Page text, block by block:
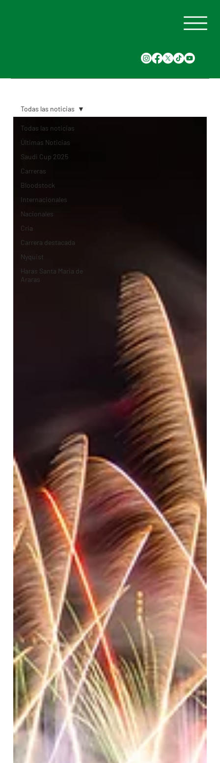
Todas las noticias
Últimas Noticias
Saudi Cup 2025
Carreras
Bloodstock
Internacionales
Nacionales
Cria
Carrera destacada
Nyquist
Haras Santa Maria de
Araras
Todas las noticias